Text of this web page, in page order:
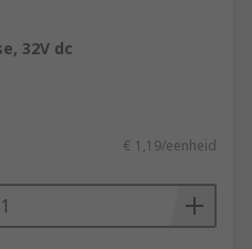
32V dc
€ 1,19/eenheid